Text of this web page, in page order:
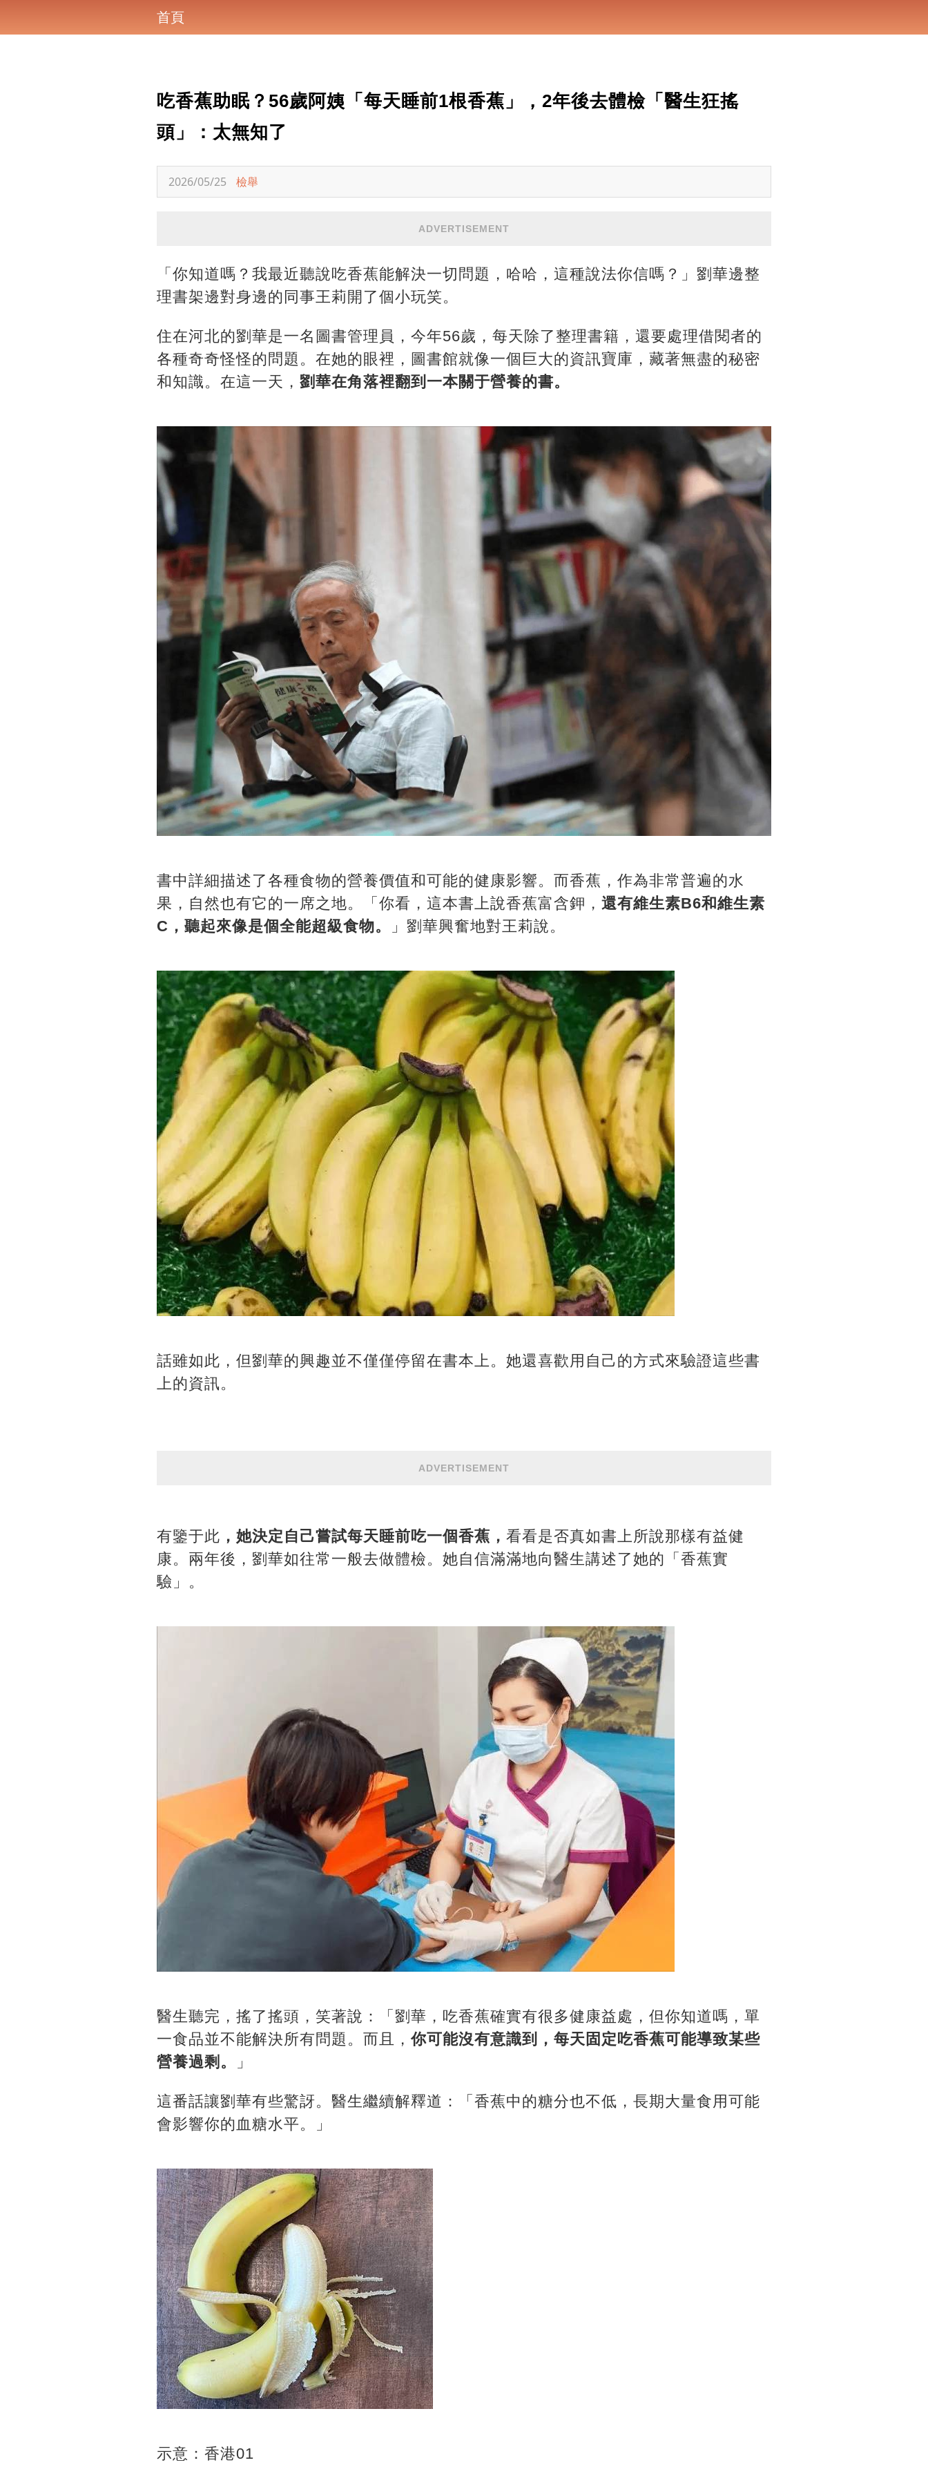
首頁
吃香蕉助眠？56歲阿姨「每天睡前1根香蕉」，2年後去體檢「醫生狂搖
頭」：太無知了
2026/05/25 檢舉
ADVERTISEMENT
「你知道嗎？我最近聽說吃香蕉能解決一切問題，哈哈，這種說法你信嗎？」劉華邊整
理書架邊對身邊的同事王莉開了個小玩笑。
住在河北的劉華是一名圖書管理員，今年56歲，每天除了整理書籍，還要處理借閱者的
各種奇奇怪怪的問題。在她的眼裡，圖書館就像一個巨大的資訊寶庫，藏著無盡的秘密
和知識。在這一天， 劉華在角落裡翻到一本關于營養的書。
書中詳細描述了各種食物的營養價值和可能的健康影響。而香蕉，作為非常普遍的水
果，自然也有它的一席之地。「你看，這本書上說香蕉富含鉀， 還有維生素B6和維生素
C，聽起來像是個全能超級食物。
」劉華興奮地對王莉說。
話雖如此，但劉華的興趣並不僅僅停留在書本上。她還喜歡用自己的方式來驗證這些書
上的資訊。
ADVERTISEMENT
有鑒于此 ，她決定自己嘗試每天睡前吃一個香蕉， 看看是否真如書上所說那樣有益健
康。兩年後，劉華如往常一般去做體檢。她自信滿滿地向醫生講述了她的「香蕉實
驗」。
醫生聽完，搖了搖頭，笑著說：「劉華，吃香蕉確實有很多健康益處，但你知道嗎，單
一食品並不能解決所有問題。而且，你可能沒有意識到，每天固定吃香蕉可能導致某些
營養過剩。
」
這番話讓劉華有些驚訝。醫生繼續解釋道：「香蕉中的糖分也不低，長期大量食用可能
會影響你的血糖水平。」
示意：香港01